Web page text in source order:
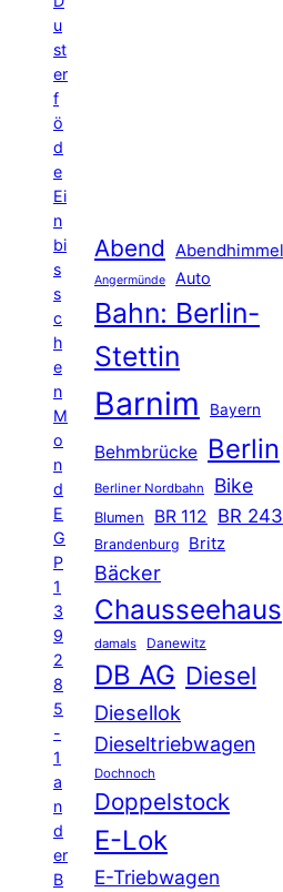
u
st
er
f
ö
d
e
Ei
n
bi
s
s
c
h
e
n
M
o
n
d
E
G
P
1
3
9
2
8
5
-
1
a
n
d
er
B
Abend Abendhimmel
Angermünde Auto
Bahn: Berlin-
Stettin
Barnim Bayern
Behmbrücke Berlin
Berliner Nordbahn Bike
Blumen BR 112 BR 243
Brandenburg Britz
Bäcker
Chausseehaus
damals Danewitz
DB AG Diesel
Diesellok
Dieseltriebwagen
Dochnoch
Doppelstock
E-Lok
E-Triebwagen